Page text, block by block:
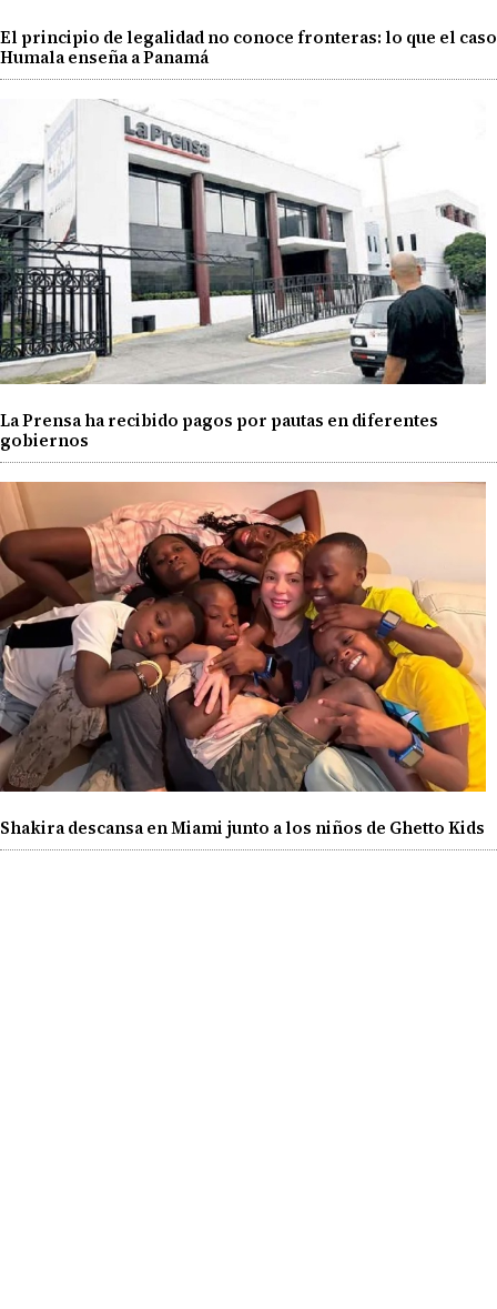
El principio de legalidad no conoce fronteras: lo que el caso
Humala enseña a Panamá
La Prensa ha recibido pagos por pautas en diferentes
gobiernos
Shakira descansa en Miami junto a los niños de Ghetto Kids